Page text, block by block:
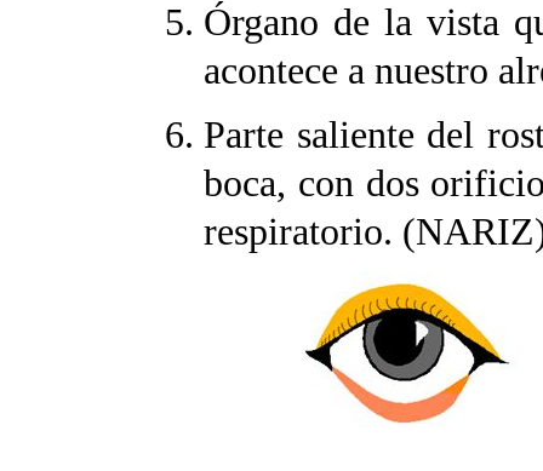
Órgano de la vista
acontece a nuestro
Parte saliente del
boca, con dos
respiratorio.